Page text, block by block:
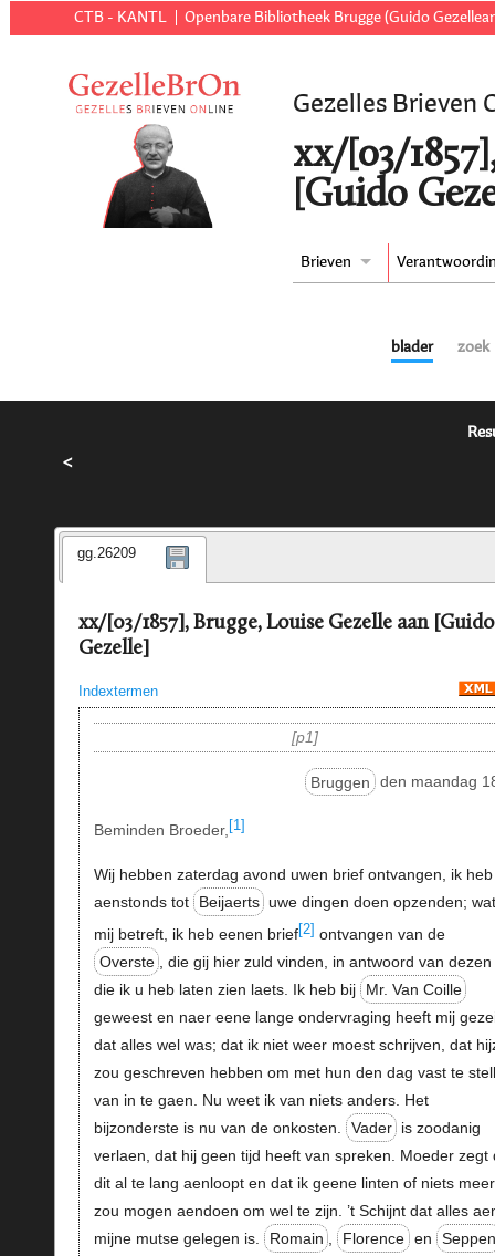
CTB - KANTL Openbare Bibliotheek Brugge (Guido
Gezelles Brieven
xx/[03/
[Guido
Brieven
blader zoek
<
gg.26209
xx/[03/1857], Brugge, Louise Gezelle aan [Guido
Gezelle]
Indextermen
p1
Bruggen den maandag
Beminden Broeder, [1]
Wij hebben zaterdag avond uwen brief ontvangen, ik heb
aenstonds tot
Beijaerts uwe dingen doen opzenden;
mij betreft, ik heb eenen brief[2] ontvangen van de
Overste
, die gij hier zuld vinden, in antwoord van dezen
die ik u heb laten zien laets. Ik heb bij
Mr. Van Coille
geweest en naer eene lange ondervraging heeft mij
dat alles wel was; dat ik niet weer moest schrijven, dat
zou geschreven hebben om met hun den dag vast te
van in te gaen. Nu weet ik van niets anders. Het
bijzonderste is nu van de onkosten.
Vader is zoodanig
verlaen, dat hij geen tijd heeft van spreken. Moeder zegt
dit al te lang aenloopt en dat ik geene linten of niets meer
zou mogen aendoen om wel te zijn. ’t Schijnt dat alles
mijne mutse gelegen is.
Romain , Florence en